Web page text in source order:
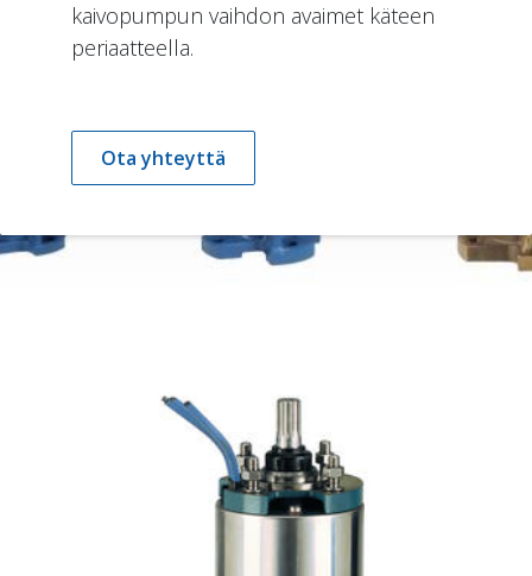
kaivopumpun vaihdon avaimet käteen
periaatteella.
Ota yhteyttä